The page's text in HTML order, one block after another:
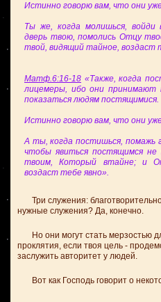
Истинно говорю вам, что они
Ты же, когда молишься,
дверь твою, помолись Отцу
твой, видящий тайное, воздаст
Матф.6:16-18 «Также, когда
лицемеры, ибо они принимают
показаться людям постящимися.
Истинно говорю вам, что они
А ты, когда постишься, помажь
чтобы явиться постящимся
твоим, Который втайне; и
воздаст тебе явно».
Три служения:
нужные служения? Да, конечно.
Но они могут стать мерзостью
проклятия, если твоя цель -
заслужить авторитет у людей.
Вот как Господь говорит о